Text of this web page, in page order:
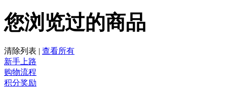
您浏览过的商品
清除列表 | 查看所有
新手上路
购物流程
积分奖励